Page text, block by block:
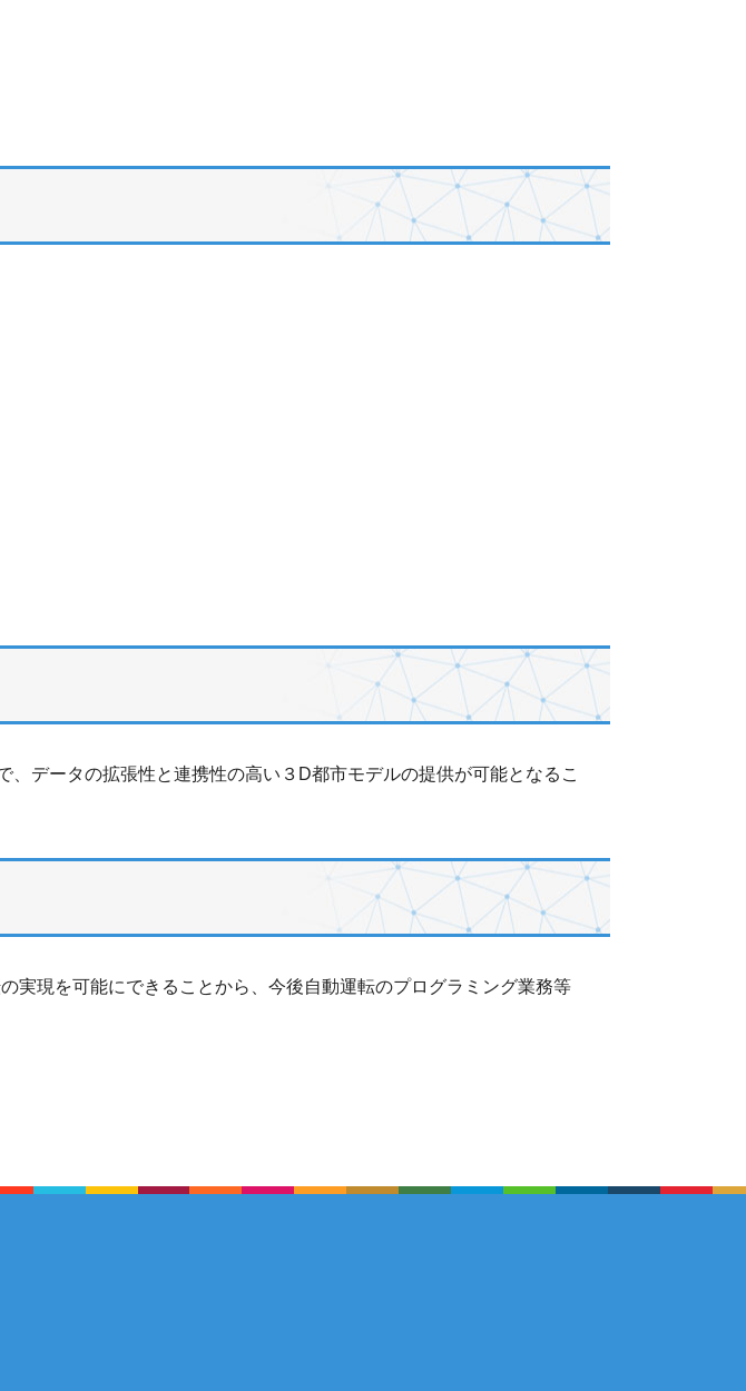
データの拡張性と連携性の高い３D都市モデルの提供が可能となるこ
実現を可能にできることから、今後自動運転のプログラミング業務等